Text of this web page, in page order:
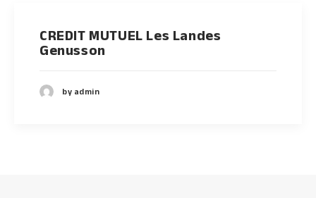
CREDIT MUTUEL Les Landes
Genusson
by admin